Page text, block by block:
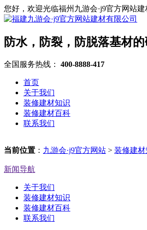
您好，欢迎光临福州九游会·j9官方网站
防水，防裂，防脱落基材
全国服务热线： 400-8888-417
首页
关于我们
装修建材知识
装修建材百科
联系我们
当前位置 ： 九游会·j9官方网站 > 装修建材
新闻导航
关于我们
装修建材知识
装修建材百科
联系我们